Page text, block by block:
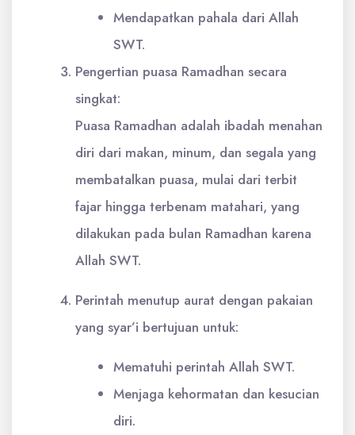
Mendapatkan pahala dari Allah
SWT.
Pengertian puasa Ramadhan secara
singkat:
Puasa Ramadhan adalah ibadah menahan
diri dari makan, minum, dan segala yang
membatalkan puasa, mulai dari terbit
fajar hingga terbenam matahari, yang
dilakukan pada bulan Ramadhan karena
Allah SWT.
Perintah menutup aurat dengan pakaian
yang syar’i bertujuan untuk:
Mematuhi perintah Allah SWT.
Menjaga kehormatan dan kesucian
diri.